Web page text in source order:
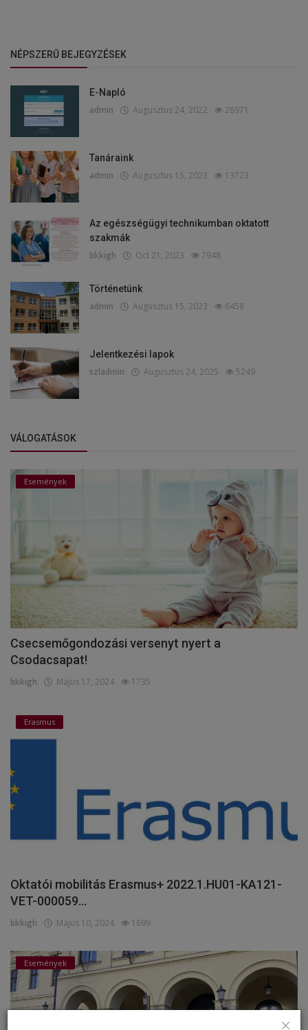
NÉPSZERŰ BEJEGYZÉSEK
E-Napló
admin Augusztus 24, 2022 28971
Tanáraink
admin Augusztus 15, 2023 13723
Az egészségügyi technikumban oktatott
szakmák
bkkigh Oct 21, 2023 7948
Történetünk
admin Augusztus 15, 2023 6458
Jelentkezési lapok
szladmin Augusztus 24, 2025 5249
VÁLOGATÁSOK
Események
Csecsemőgondozási versenyt nyert a
Csodacsapat!
bkkigh Május 17, 2024 1735
Erasmus
Oktatói mobilitás Erasmus+ 2022.1.HU01-KA121-
VET-000059...
bkkigh Május 10, 2024 1699
Események